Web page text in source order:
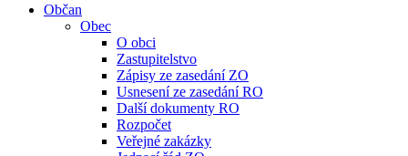
Občan
Obec
O obci
Zastupitelstvo
Zápisy ze zasedání ZO
Usnesení ze zasedání RO
Další dokumenty RO
Rozpočet
Veřejné zakázky